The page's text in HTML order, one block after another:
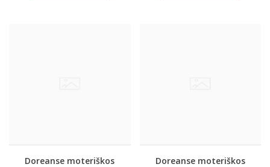
Doreanse moteriškos
Doreanse moteriškos